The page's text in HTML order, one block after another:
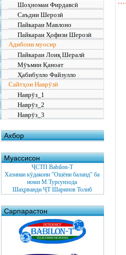
Шоҳномаи Фирдавсӣ
Саъдии Шерозӣ
Пайкараи Мавлоно
Пайкараи Ҳофизи Шерозӣ
Адибони муосир
Пайкараи Лоиқ Шералӣ
Мӯъмин Қаноат
Ҳабибулло Файзулло
Сайтҳои Наврӯзӣ
Наврӯз_1
Наврӯз_2
Наврӯз_3
Ахбор
Муассисон
ҶСТП Babilon-T
Хазинаи кӯдакони "Ошёни баланд" ба
номи М.Турсунзода
Шаҳрванди ҶТ Шарипов Толиб
Сарпарастон